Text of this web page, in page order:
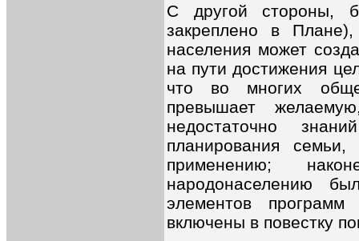
С другой стороны,
закреплено в
населения может
на пути достижения
что во многих
превышает
недостаточно
планирования
применению;
народонаселению
элементов
включены в повестку